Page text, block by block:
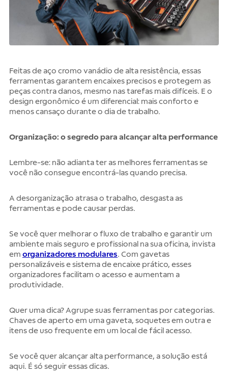
Feitas de aço cromo vanádio de alta resistência, essas
ferramentas garantem encaixes precisos e protegem as
peças contra danos, mesmo nas tarefas mais difíceis. E o
design ergonômico é um diferencial: mais conforto e
menos cansaço durante o dia de trabalho.
Organização: o segredo para alcançar alta performance
Lembre-se: não adianta ter as melhores ferramentas se
você não consegue encontrá-las quando precisa.
A desorganização atrasa o trabalho, desgasta as
ferramentas e pode causar perdas.
Se você quer melhorar o fluxo de trabalho e garantir um
ambiente mais seguro e profissional na sua oficina, invista
em organizadores modulares. Com gavetas
personalizáveis e sistema de encaixe prático, esses
organizadores facilitam o acesso e aumentam a
produtividade.
Quer uma dica? Agrupe suas ferramentas por categorias.
Chaves de aperto em uma gaveta, soquetes em outra e
itens de uso frequente em um local de fácil acesso.
Se você quer alcançar alta performance, a solução está
aqui. É só seguir essas dicas.